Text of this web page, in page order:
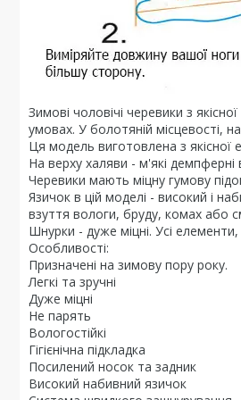
Зимові чоловічі черевики з
умовах. У болотяній місцевості,
Ця модель виготовлена з якісної
На верху халяви - м'які демпферні
Черевики мають міцну гумову
Язичок в цій моделі - високий і
взуття вологи, бруду, комах або
Шнурки - дуже міцні. Усі елементи,
Особливості:
Призначені на зимову пору року.
Легкі та зручні
Дуже міцні
Не парять
Вологостійкі
Гігієнічна підкладка
Посилений носок та задник
Високий набивний язичок